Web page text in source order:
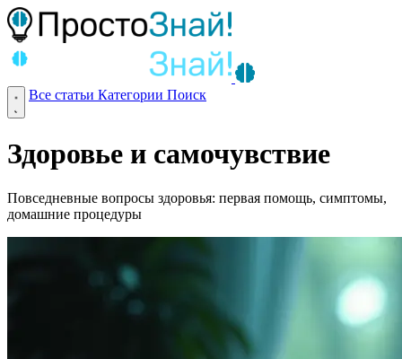
Все статьи Категории Поиск
Здоровье и самочувствие
Повседневные вопросы здоровья: первая помощь, симптомы,
домашние процедуры